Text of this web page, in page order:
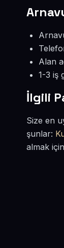
Alan
1-3 iş
İlgili
Size en
şunlar:
almak için